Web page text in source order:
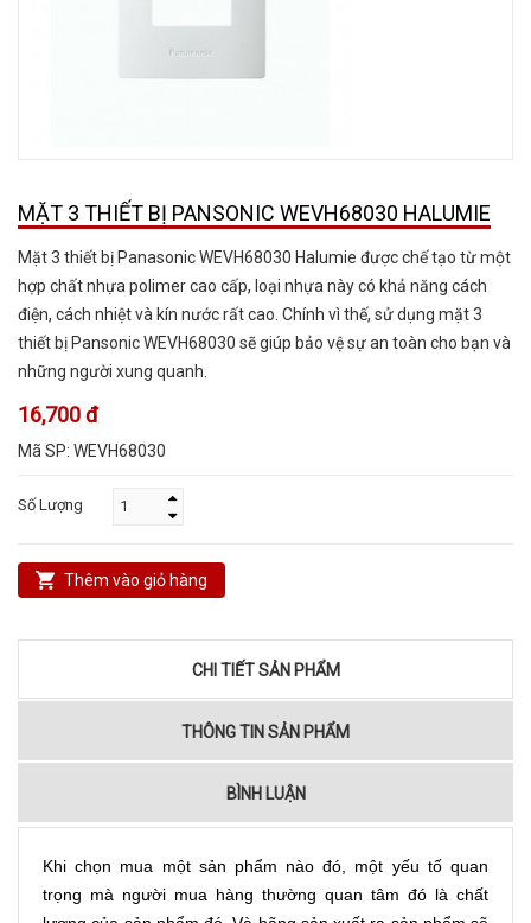
MẶT 3 THIẾT BỊ PANSONIC WEVH68030 HALUMIE
Mặt 3 thiết bị Panasonic WEVH68030 Halumie được chế tạo từ một
hợp chất nhựa polimer cao cấp, loại nhựa này có khả năng cách
điện, cách nhiệt và kín nước rất cao. Chính vì thế, sử dụng mặt 3
thiết bị Pansonic WEVH68030 sẽ giúp bảo vệ sự an toàn cho bạn và
những người xung quanh.
16,700 đ
Mã SP: WEVH68030
Số Lượng
Thêm vào giỏ hàng
CHI TIẾT SẢN PHẨM
THÔNG TIN SẢN PHẨM
BÌNH LUẬN
Khi chọn mua một sản phẩm nào đó, một yếu tố quan
trọng mà người mua hàng thường quan tâm đó là chất